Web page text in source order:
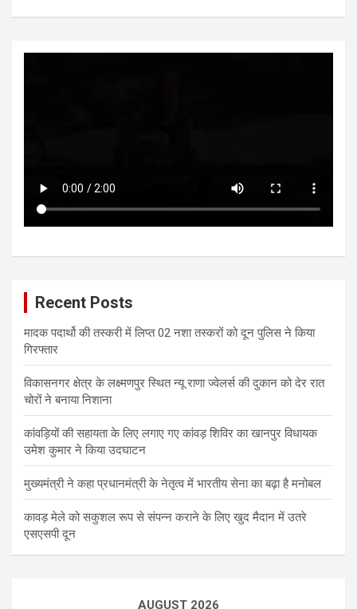
Recent Posts
मादक पदार्थो की तस्करी में लिप्त 02 नशा तस्करों को दून पुलिस ने किया
गिरफ्तार
विकासनगर क्षेत्र के लक्ष्मणपुर स्थित न्यू राणा ज्वेलर्स की दुकान को देर रात
चोरों ने बनाया निशाना
कांवड़ियों की सहायता के लिए लगाए गए कांवड़ शिविर का खानपुर विधायक
उमेश कुमार ने किया उदघाटन
मुख्यमंत्री ने कहा प्रधानमंत्री के नेतृत्व में भारतीय सेना का बढ़ा है मनोबल
कावड़ मेले को सकुशल रूप से संपन्न कराने के लिए खुद मैदान में उतरे
एसएसपी दून
AUGUST 2026